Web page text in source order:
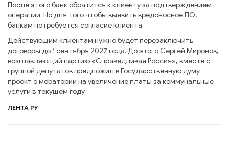
После этого банк обратится к клиенту за подтверждением
операции. Но для того чтобы выявить вредоносное ПО,
банкам потребуется согласие клиента.
Действующим клиентам нужно будет перезаключить
договоры до 1 сентября 2027 года. До этого Сергей Миронов,
возглавляющий партию «Справедливая Россия», вместе с
группой депутатов предложил в Государственную думу
проект о моратории на увеличение платы за коммунальные
услуги в текущем году.
ЛЕНТА РУ